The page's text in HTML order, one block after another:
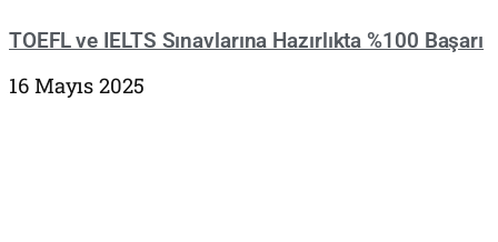
TOEFL ve IELTS Sınavlarına Hazırlıkta %100 Başarı
16 Mayıs 2025